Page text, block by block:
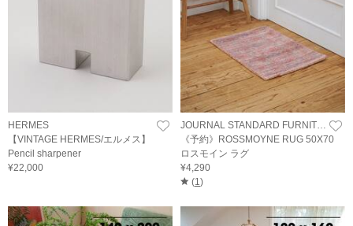
HERMES
【VINTAGE HERMES/エルメス】
Pencil sharpener
¥22,000
JOURNAL STANDARD FURNITURE
《予約》ROSSMOYNE RUG 50X70
ロスモイン ラグ
¥4,290
(1)